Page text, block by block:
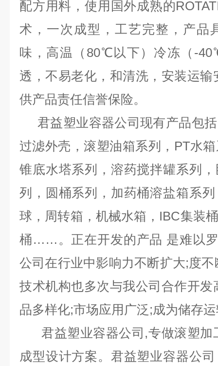
配方用料，使用国外成熟的
术，一次成型，工艺完整，产品
味，高温（80℃以下）冷冻（-
透，不易老化，和清洗，安装运
供产品责任信誉保险。
君益塑业容器公司现有产品包
过滤外壳，滚塑油箱系列，PT水
锥底水塔系列，溶药搅拌罐系列
列，圆桶系列，加药桶溶盐箱系
球，周转箱，机械水箱，IBC集装
桶……。正在开发的产品 是难以
公司在行业中影响力不断扩大;度
技术机构也多次与我公司合作开
品多样化;市场应用广泛;成为储存
君益塑业容器公司,专做滚塑加
成型设计方案。君益塑业容器公